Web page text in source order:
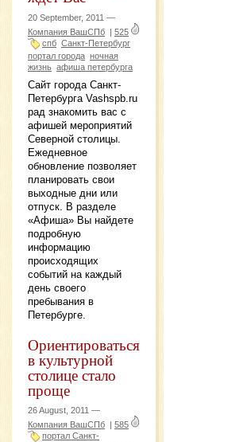
20 September, 2011 —
Компания ВашСПб
525
спб Санкт-Петербург
портал города ночная
жизнь афиша петербурга
Сайт города Санкт-
Петербурга Vashspb.ru
рад знакомить вас с
афишей мероприятий
Северной столицы.
Ежедневное
обновление позволяет
планировать свои
выходные дни или
отпуск. В разделе
«Афиша» Вы найдете
подробную
информацию
происходящих
событий на каждый
день своего
пребывания в
Петербурге.
Ориентироваться
в культурной
столице стало
проще
26 August, 2011 —
Компания ВашСПб
585
портал Санкт-